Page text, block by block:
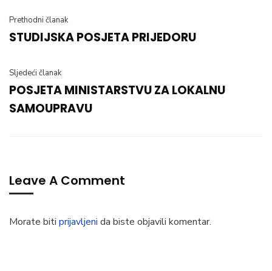
Prethodni članak
STUDIJSKA POSJETA PRIJEDORU
Sljedeći članak
POSJETA MINISTARSTVU ZA LOKALNU
SAMOUPRAVU
Leave A Comment
Morate biti prijavljeni da biste objavili komentar.